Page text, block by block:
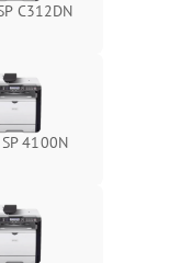
C312DN
4100N